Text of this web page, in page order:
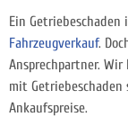
Ein
Fahrzeugverkauf.
Ansprechpartner.
mit
Ankaufspreise.